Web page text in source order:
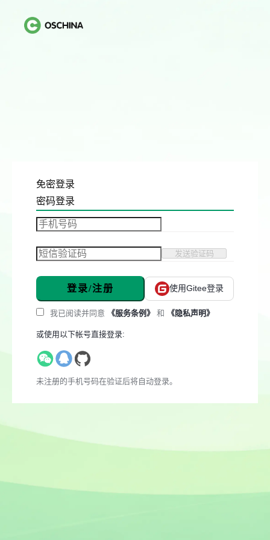
免密登录
密码登录
发送验证码
登录/注册 使用Gitee登录
我已阅读并同意 《服务条例》 和 《隐私声明》
或使用以下帐号直接登录:
未注册的手机号码在验证后将自动登录。